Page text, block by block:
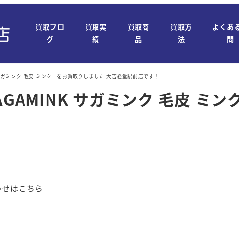
買取ブロ
グ
買取実
績
買取商
品
買取方
法
よくあ
問
ガミンク 毛皮 ミンク をお買取りしました 大吉経堂駅前店です！
サガミンク 毛皮 ミ
はこちら